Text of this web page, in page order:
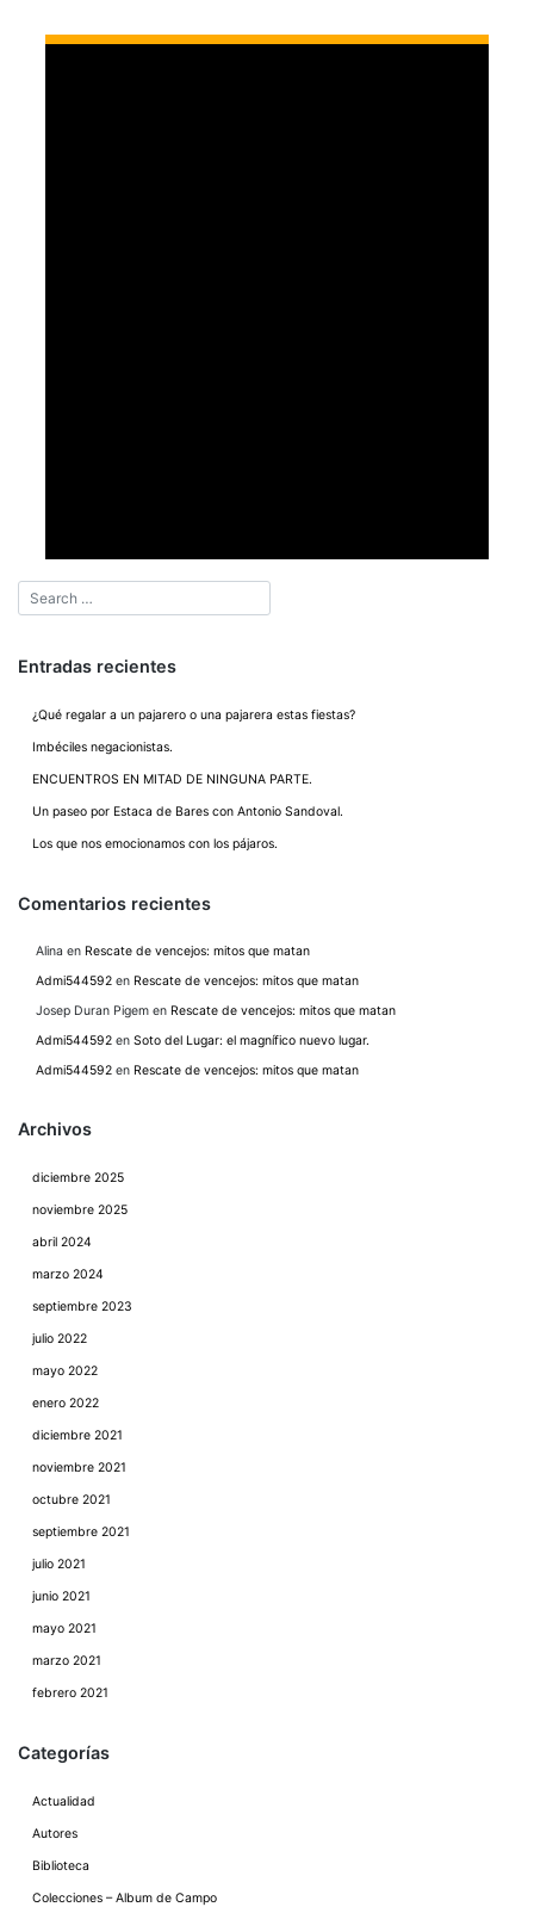
Entradas recientes
¿Qué regalar a un pajarero o una pajarera estas fiestas?
Imbéciles negacionistas.
ENCUENTROS EN MITAD DE NINGUNA PARTE.
Un paseo por Estaca de Bares con Antonio Sandoval.
Los que nos emocionamos con los pájaros.
Comentarios recientes
Alina en Rescate de vencejos: mitos que matan
Admi544592 en Rescate de vencejos: mitos que matan
Josep Duran Pigem en Rescate de vencejos: mitos que matan
Admi544592 en Soto del Lugar: el magnífico nuevo lugar.
Admi544592 en Rescate de vencejos: mitos que matan
Archivos
diciembre 2025
noviembre 2025
abril 2024
marzo 2024
septiembre 2023
julio 2022
mayo 2022
enero 2022
diciembre 2021
noviembre 2021
octubre 2021
septiembre 2021
julio 2021
junio 2021
mayo 2021
marzo 2021
febrero 2021
Categorías
Actualidad
Autores
Biblioteca
Colecciones – Album de Campo